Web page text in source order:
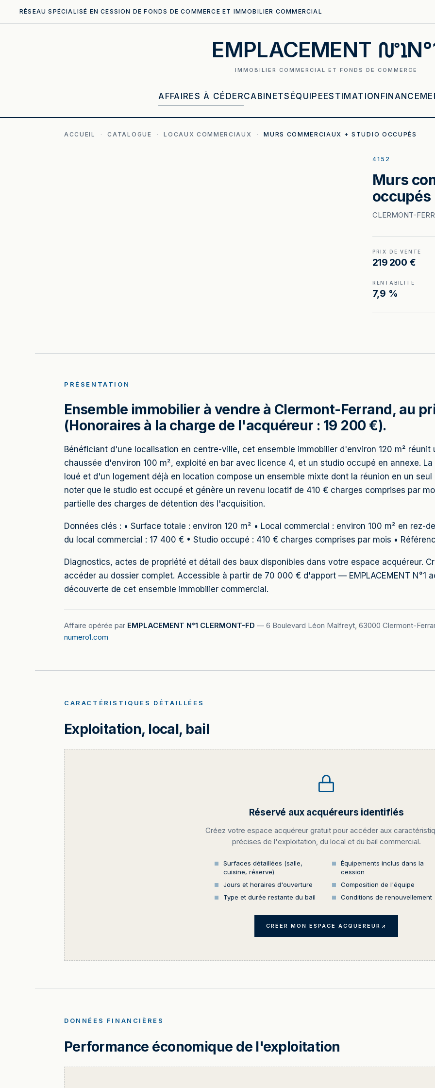
RÉSEAU SPÉCIALISÉ EN CESSION DE FONDS DE COMMERCE ET IMMOBILIER COMMERCIAL
EMPLACEMENT
IMMOBILIER COMMERCIAL ET FONDS DE COMMERCE
AFFAIRES À CÉDERCABINETS ÉQUIPE ESTIMATION
ACCUEIL · CATALOGUE · LOCAUX COMMERCIAUX · MURS COMMERCIAUX + STUDIO OCCUPÉS
4152
Murs
occupés
CLERMONT-
PRIX DE VENTE
219 200 €
RENTABILITÉ
7,9 %
PRÉSENTATION
Ensemble immobilier à vendre à Clermont-Ferrand, au
(Honoraires à la charge de l'acquéreur : 19 200 €).
Bénéficiant d'une localisation en centre-ville, cet ensemble immobilier d'environ 120 m²
chaussée d'environ 100 m², exploité en bar avec licence 4, et un studio occupé en annexe.
loué et d'un logement déjà en location compose un ensemble mixte dont la réunion en un
noter que le studio est occupé et génère un revenu locatif de 410 € charges comprises par
partielle des charges de détention dès l'acquisition.
Données clés : • Surface totale : environ 120 m² • Local commercial : environ 100 m² en rez-
du local commercial : 17 400 € • Studio occupé : 410 € charges comprises par mois •
Diagnostics, actes de propriété et détail des baux disponibles dans votre espace acquéreur.
accéder au dossier complet. Accessible à partir de 70 000 € d'apport — EMPLACEMENT N°1
découverte de cet ensemble immobilier commercial.
Affaire opérée par EMPLACEMENT N°1 CLERMONT-FD — 6 Boulevard Léon Malfreyt, 63000 Clermont-
numero1.com
CARACTÉRISTIQUES DÉTAILLÉES
Exploitation, local, bail
Réservé aux acquéreurs identifiés
Créez votre espace acquéreur gratuit pour accéder aux
précises de l'exploitation, du local et du bail commercial.
Surfaces détaillées (salle,
cuisine, réserve)
Équipements inclus dans la
cession
Jours et horaires d'ouverture
Composition de l'équipe
Type et durée restante du bail
Conditions de renouvellement
CRÉER MON ESPACE ACQUÉREUR
DONNÉES FINANCIÈRES
Performance économique de l'exploitation